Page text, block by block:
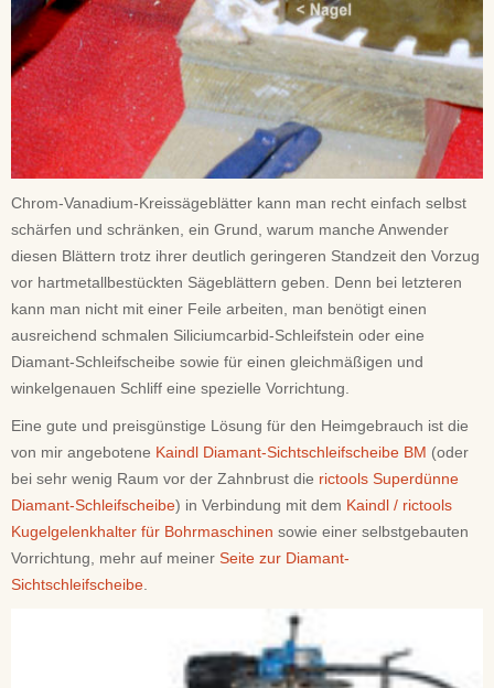
Chrom-Vanadium-Kreissägeblätter kann man recht einfach selbst
schärfen und schränken, ein Grund, warum manche Anwender
diesen Blättern trotz ihrer deutlich geringeren Standzeit den Vorzug
vor hartmetallbestückten Sägeblättern geben. Denn bei letzteren
kann man nicht mit einer Feile arbeiten, man benötigt einen
ausreichend schmalen Siliciumcarbid-Schleifstein oder eine
Diamant-Schleifscheibe sowie für einen gleichmäßigen und
winkelgenauen Schliff eine spezielle Vorrichtung.
Eine gute und preisgünstige Lösung für den Heimgebrauch ist die
von mir angebotene Kaindl Diamant-Sichtschleifscheibe BM (oder
bei sehr wenig Raum vor der Zahnbrust die rictools Superdünne
Diamant-Schleifscheibe) in Verbindung mit dem Kaindl / rictools
Kugelgelenkhalter für Bohrmaschinen sowie einer selbstgebauten
Vorrichtung, mehr auf meiner Seite zur Diamant-
Sichtschleifscheibe